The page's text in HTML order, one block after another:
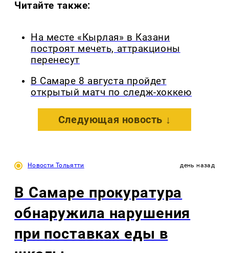
Читайте также:
На месте «Кырлая» в Казани
построят мечеть, аттракционы
перенесут
В Самаре 8 августа пройдет
открытый матч по следж-хоккею
Следующая новость ↓
Новости Тольятти день назад
В Самаре прокуратура
обнаружила нарушения
при поставках еды в